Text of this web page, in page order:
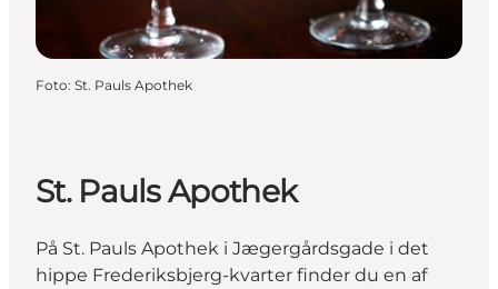
Foto: St. Pauls Apothek
St. Pauls Apothek
På St. Pauls Apothek i Jægergårdsgade i det
hippe Frederiksbjerg-kvarter finder du en af